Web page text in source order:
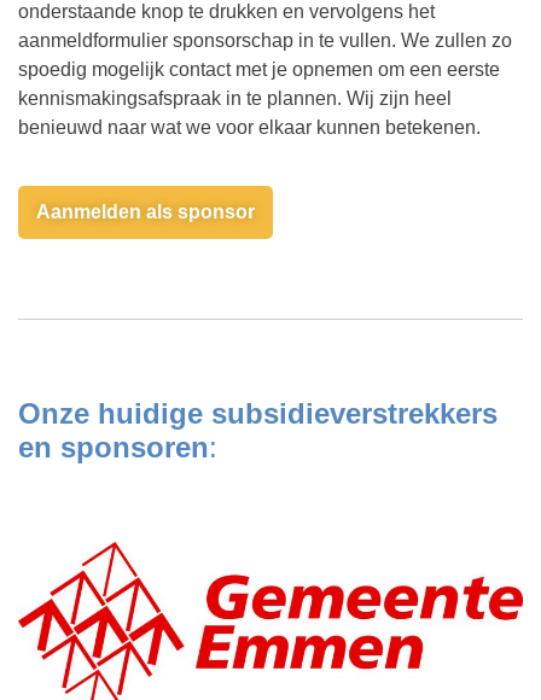
onderstaande knop te drukken en vervolgens het
aanmeldformulier sponsorschap in te vullen. We zullen zo
spoedig mogelijk contact met je opnemen om een eerste
kennismakingsafspraak in te plannen. Wij zijn heel
benieuwd naar wat we voor elkaar kunnen betekenen.
Aanmelden als sponsor
Onze huidige subsidieverstrekkers
en sponsoren: